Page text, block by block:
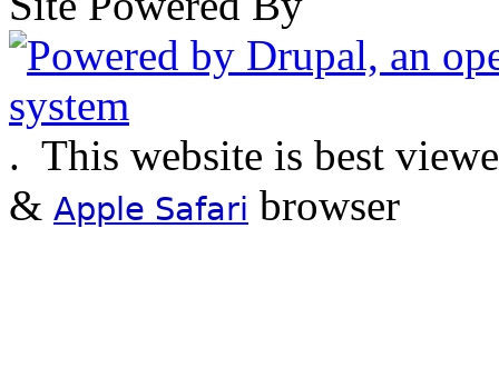
. This website is best
& Apple Safari browser